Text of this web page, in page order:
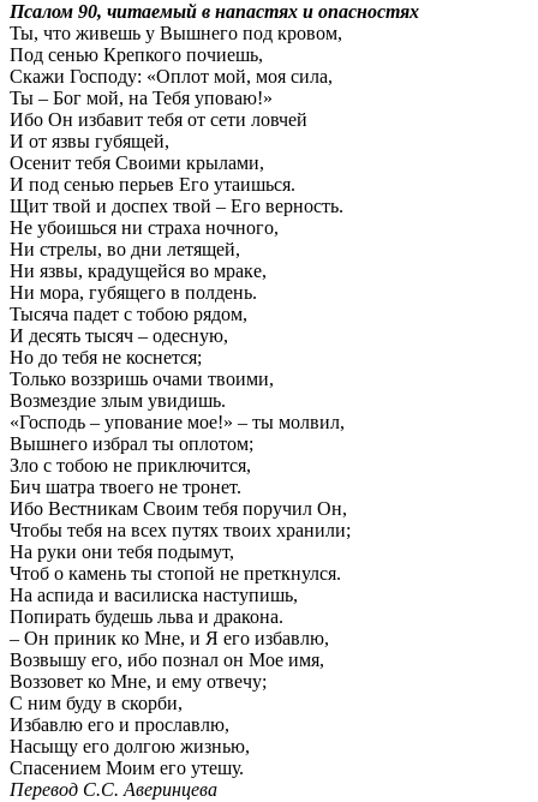
Псалом 90, читаемый в напастях и опасностях
Ты, что живешь у Вышнего под кровом,
Под сенью Крепкого почиешь,
Скажи Господу: «Оплот мой, моя сила,
Ты – Бог мой, на Тебя уповаю!»
Ибо Он избавит тебя от сети ловчей
И от язвы губящей,
Осенит тебя Своими крылами,
И под сенью перьев Его утаишься.
Щит твой и доспех твой – Его верность.
Не убоишься ни страха ночного,
Ни стрелы, во дни летящей,
Ни язвы, крадущейся во мраке,
Ни мора, губящего в полдень.
Тысяча падет с тобою рядом,
И десять тысяч – одесную,
Но до тебя не коснется;
Только воззришь очами твоими,
Возмездие злым увидишь.
«Господь – упование мое!» – ты молвил,
Вышнего избрал ты оплотом;
Зло с тобою не приключится,
Бич шатра твоего не тронет.
Ибо Вестникам Своим тебя поручил Он,
Чтобы тебя на всех путях твоих хранили;
На руки они тебя подымут,
Чтоб о камень ты стопой не преткнулся.
На аспида и василиска наступишь,
Попирать будешь льва и дракона.
– Он приник ко Мне, и Я его избавлю,
Возвышу его, ибо познал он Мое имя,
Воззовет ко Мне, и ему отвечу;
С ним буду в скорби,
Избавлю его и прославлю,
Насыщу его долгою жизнью,
Спасением Моим его утешу.
Перевод С.С. Аверинцева